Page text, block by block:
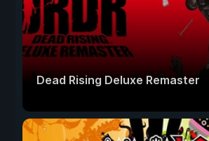
Dead Rising Deluxe Remaster